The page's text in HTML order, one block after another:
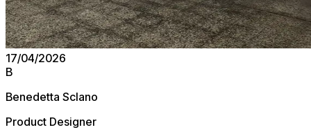
17/04/2026
B
Benedetta Sclano
Product Designer